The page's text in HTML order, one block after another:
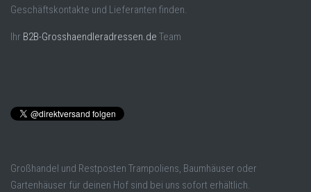
Geschäftskontakte und Lieferanten finden.
Ihr B2B-Grosshaendleradressen.de Team
Großhandel und Restposten Trampoliens, Baumhäuser oder
Gartenhäuser für deinen Hof sind bei uns sofort erhältlich.